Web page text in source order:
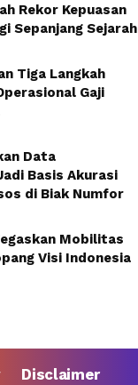
Rekor Kepuasan
Sepanjang Sejarah
Tiga Langkah
Gaji
Data
Basis Akurasi
di Biak Numfor
Mobilitas
Visi Indonesia
Disclaimer